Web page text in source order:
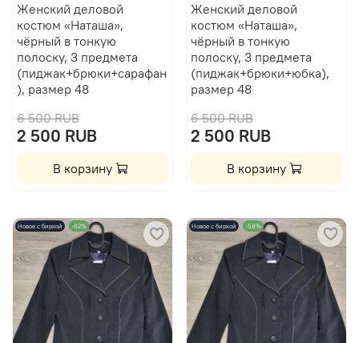
Женский деловой
костюм «Наташа»,
чёрный в тонкую
полоску, 3 предмета
(пиджак+брюки+сарафан
), размер 48
6 500 RUB
2 500 RUB
В корзину
Женский деловой
костюм «Наташа»,
чёрный в тонкую
полоску, 3 предмета
(пиджак+брюки+юбка),
размер 48
6 500 RUB
2 500 RUB
В корзину
Новое с биркой -62% Новое с биркой -58%